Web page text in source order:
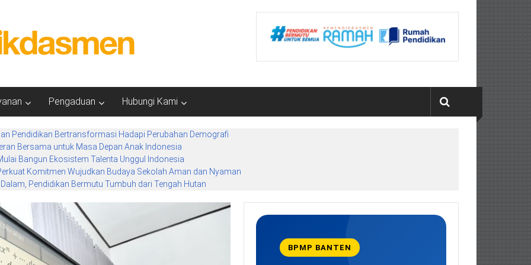
Pengaduan Hubungi Kami
Pendidikan Bertransformasi Hadapi Perubahan Demografi
Bersama untuk Masa Depan Anak Indonesia
Bangun Ekosistem Talenta Unggul Indonesia
Komitmen Wujudkan Budaya Sekolah Aman dan Nyaman
Pendidikan Bermutu Tumbuh dari Tengah Hutan
BPMP BANTEN